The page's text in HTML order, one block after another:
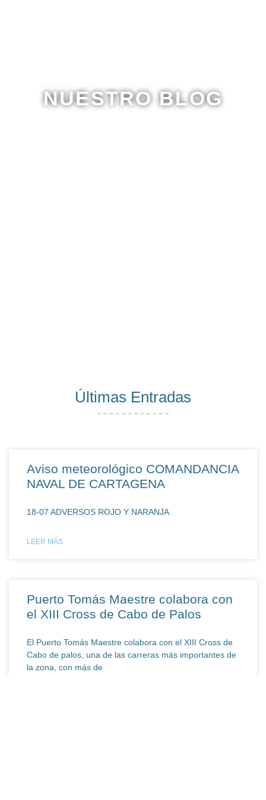
NUESTRO BLOG
Últimas Entradas
Aviso meteorológico COMANDANCIA
NAVAL DE CARTAGENA
18-07 ADVERSOS ROJO Y NARANJA
LEER MÁS
Puerto Tomás Maestre colabora con
el XIII Cross de Cabo de Palos
El Puerto Tomás Maestre colabora con el XIII Cross de
Cabo de palos, una de las carreras más importantes de
la zona, con más de